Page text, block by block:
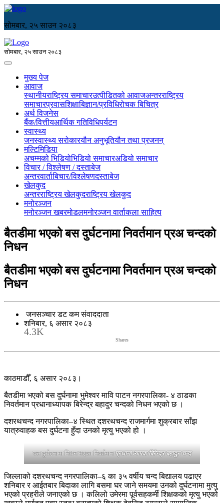
सोमबार, २५ साउन २०८३
सोमबार, २५ साउन २०८३
मुख्य पेज
आवाज
स्थानीयराष्ट्रिय समाचारउत्पीडितको आवाजअन्तरराष्ट्रिय
समाचारप्रवासशिक्षाबिज्ञान/प्रविधिरोचक बिचित्र
अर्थ विजनेस
बैंक/वित्तीयआर्थिक गतिविधिपर्यटन
स्वास्थ्य
जनस्वास्थ्य सरोकारयौन अनुभूतियौन तथा प्रजनन्
मल्टिमिडिया
अचम्मको भिडियोभिडियो समाचारअडियो समाचार
विचार / विश्लेषण / दस्ताबेज
अन्तरवार्ताबिचार/विश्लेषणदस्ताबेज
खेलकुद
अन्तरराष्ट्रिय खेलकुदराष्ट्रिय खेलकुद
मनोरञ्जन
मनोरञ्जन खबरमोडलमनोरञ्जन वार्ताकला साहित्य
बैतडीमा भएको बस दुर्घटनामा निवर्तमान प्रअ चन्दको
निधन
बैतडीमा भएको बस दुर्घटनामा निवर्तमान प्रअ चन्दको
निधन
जनसञ्चार डट कम संवाददाता
शनिबार, ६ असार २०८३
4.3K
Shares
काठमाडौँ, ६ असार २०८३।
बैतडीमा भएको बस दुर्घनामा भुमेश्वर मावि पाटन नगरपालिका- ४ ठाडका
निवर्तमान प्रधानाध्यापक बिरेन्द्र बहादुर चन्दको निधन भएको छ ।
दशरथचन्द नगरपालिका–४ स्थित दशरथचन्द राजमार्गमा शुक्रबार साँझ
यात्रुवाहक बस दुर्घटना हुँदा उनको मृत्यु भएको हो ।
बस दुर्घटनामा निधन भएका निवर्तमानप्रधानाध्यापक बिरेन्द्र बहादुर चन्द
जिल्लाको दशरथचन्द नगरपालिका–६ का ३५ वर्षीय चन्द बिद्यालय पढाएर
शनिबार र आईतबार बिदाका लागि बसमा घर जाने समयमा उनको दुर्घटनामा मुत्यु
भएको प्रहरीले जनाएको छ । कलिलो उमेरमा पूर्वसहकर्मी शिक्षकको मृत्यु भएको